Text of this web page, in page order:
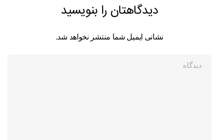
دیدگاهتان را بنویسید
نشانی ایمیل شما منتشر نخواهد شد.